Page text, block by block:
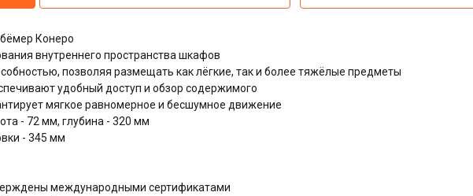
Конеро
внутреннего пространства шкафов
позволяя размещать как лёгкие, так и более тяжёлые предметы
удобный доступ и обзор содержимого
мягкое равномерное и бесшумное движение
- 72 мм, глубина - 320 мм
- 345 мм
международными сертификатами